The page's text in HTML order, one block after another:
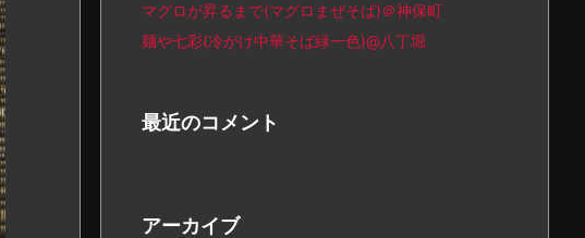
マグロが昇るまで(マグロまぜそば)＠神保町
麺や七彩(冷がけ中華そば緑一色)@八丁堀
最近のコメント
アーカイブ